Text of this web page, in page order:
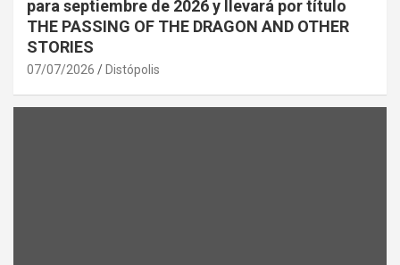
para septiembre de 2026 y llevará por título
THE PASSING OF THE DRAGON AND OTHER
STORIES
07/07/2026 Distópolis